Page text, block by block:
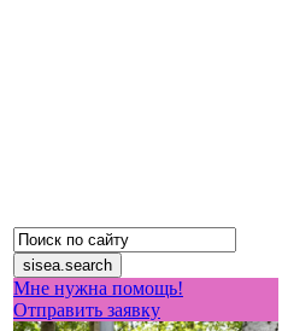
Мне нужна помощь!
Отправить заявку